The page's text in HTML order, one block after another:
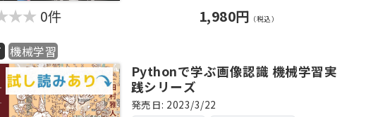
PyTorch and Scikit-Learn: Develop
machine learning and deep learning
◎微積分/線形代数、Pythonの文法、デ
ータ分析用ライブラリについてある程度
0件
JavaScriptでWebアプリが作りたい人
【目次】
第1章 開発環境について
1,980円 （税込）
機械学習
Pythonで学ぶ画像認識 機械学習実
践シリーズ
発売日: 2023/3/22